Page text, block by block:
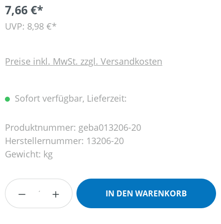
7,66 €*
UVP: 8,98 €*
Preise inkl. MwSt. zzgl. Versandkosten
Sofort verfügbar, Lieferzeit:
Produktnummer: geba013206-20
Herstellernummer: 13206-20
Gewicht: kg
Produkt Anzahl: Gib den gewünschten
IN DEN WARENKORB